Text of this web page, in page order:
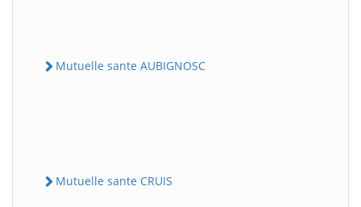
Mutuelle sante AUBIGNOSC
Mutuelle sante CRUIS